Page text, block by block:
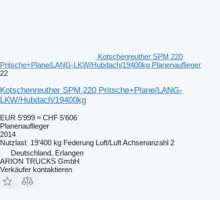
Kotschenreuther SPM 220
Pritsche+Plane/LANG-LKW/Hubdach/19400kg Planenauflieger
22
Kotschenreuther SPM 220 Pritsche+Plane/LANG-
LKW/Hubdach/19400kg
EUR 5’999 ≈ CHF 5’606
Planenauflieger
2014
Nutzlast 19’400 kg Federung Luft/LuftAchsenanzahl 2
Deutschland, Erlangen
ARION TRUCKS GmbH
Verkäufer kontaktieren